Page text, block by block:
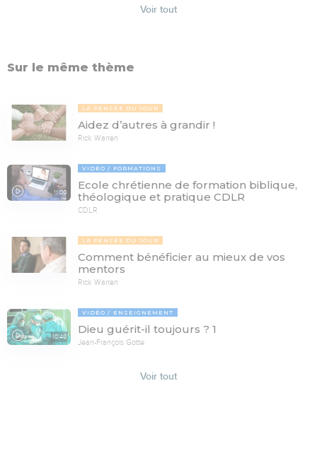
Voir tout
Sur le même thème
LA PENSÉE DU JOUR
Aidez d’autres à grandir !
Rick Warren
11:00
VIDÉO FORMATIONS
Ecole chrétienne de formation biblique,
théologique et pratique CDLR
CDLR
LA PENSÉE DU JOUR
Comment bénéficier au mieux de vos
mentors
Rick Warren
10:48
VIDÉO ENSEIGNEMENT
Dieu guérit-il toujours ? 1
Jean-François Gotte
Voir tout